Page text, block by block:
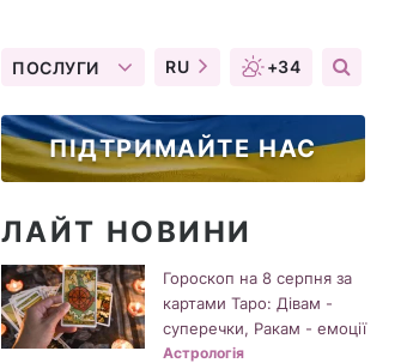
ПОСЛУГИ RU +34
ПІДТРИМАЙТЕ НАС
ЛАЙТ НОВИНИ
Гороскоп на 8 серпня за
картами Таро: Дівам -
суперечки, Ракам - емоції
Астрологія